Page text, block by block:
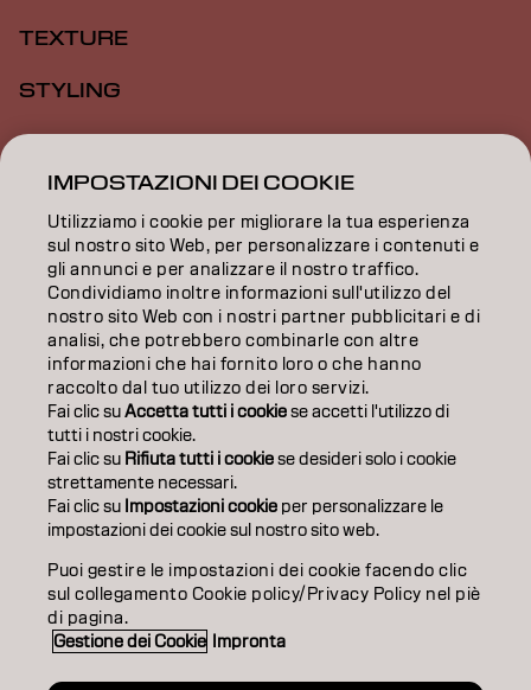
TEXTURE
STYLING
ISPIRAZIONE
FORMAZIONE
INFORMAZIONI
SALON FINDER
DIVENTA PARTNER
CONTATTACI
ImprontaPrivacy PolicyCookie Policy
Accessibilità
IT | Italian
IMPOSTAZIONI DEI COOKIE
Utilizziamo i cookie per migliorare la tua esperienza
sul nostro sito Web, per personalizzare i contenuti e
gli annunci e per analizzare il nostro traffico.
Condividiamo inoltre informazioni sull'utilizzo del
nostro sito Web con i nostri partner pubblicitari e di
analisi, che potrebbero combinarle con altre
informazioni che hai fornito loro o che hanno
raccolto dal tuo utilizzo dei loro servizi.
Fai clic suAccetta tutti i cookiese accetti l'utilizzo di
tutti i nostri cookie.
Fai clic su Rifiuta tutti i cookiese desideri solo i cookie
strettamente necessari.
Fai clic su Impostazioni cookie per personalizzare le
impostazioni dei cookie sul nostro sito web.
Puoi gestire le impostazioni dei cookie facendo clic
sul collegamento Cookie policy/Privacy Policy nel piè
di pagina.
Gestione dei Cookie Impronta